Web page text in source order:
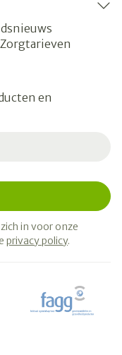
Zorgtarieven
en
in voor onze
privacy policy.